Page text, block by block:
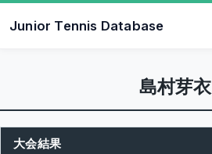
Junior Tennis Database
島村芽衣
大会結果